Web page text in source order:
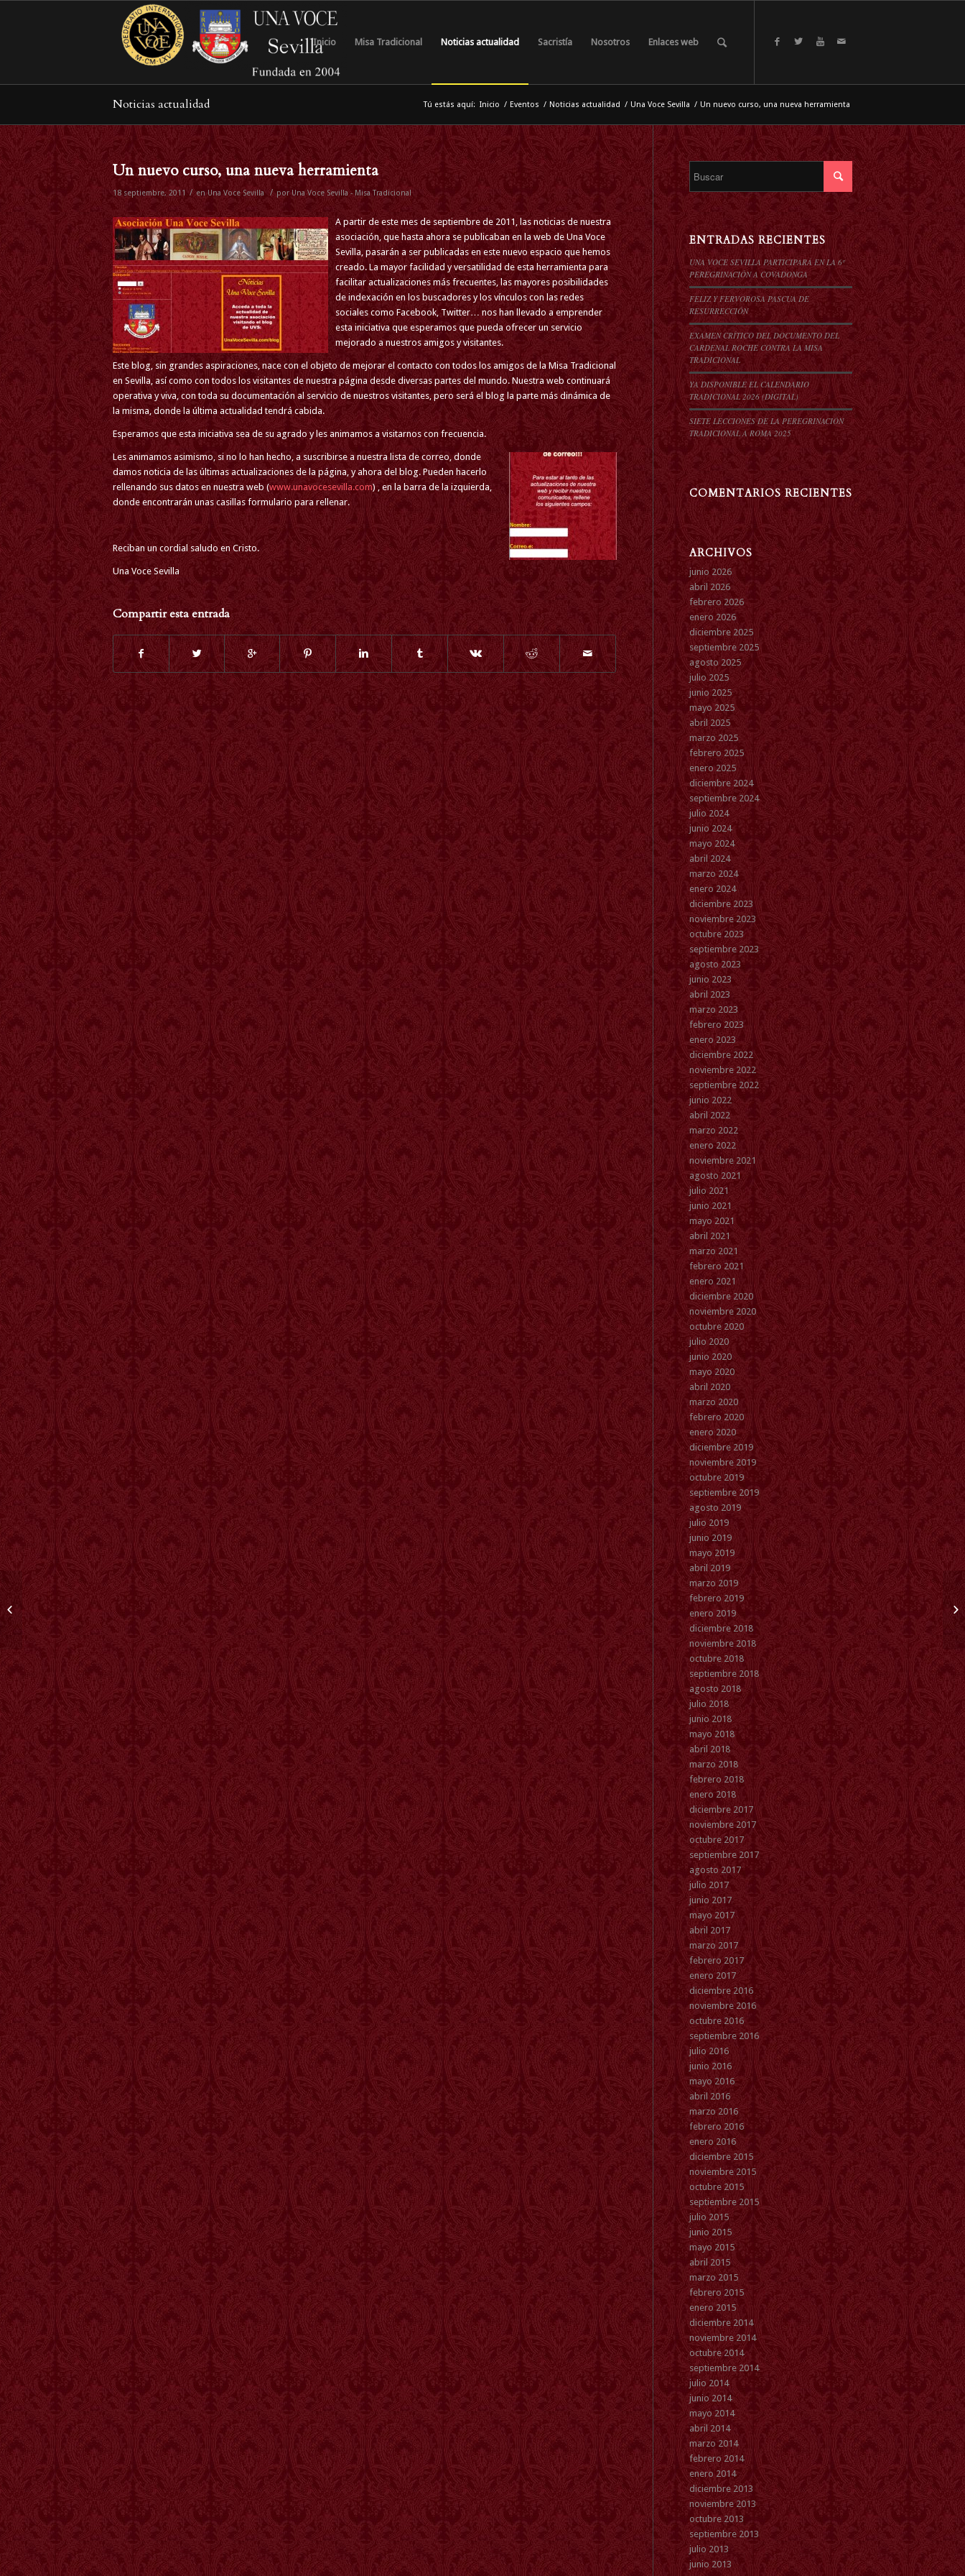
Inicio Misa Tradicional Noticias actualidad Sacristía Nosotros Enlaces web
Noticias actualidad Tú estás aquí: Inicio / Eventos / Noticias actualidad / Una Voce Sevilla / Un nuevo curso, una nueva herramienta
Un nuevo curso, una nueva herramienta
18 septiembre, 2011 / en Una Voce Sevilla / por Una Voce Sevilla - Misa Tradicional
A partir de este mes de septiembre de 2011, las noticias de nuestra
asociación, que hasta ahora se publicaban en la web de Una Voce
Sevilla, pasarán a ser publicadas en este nuevo espacio que hemos
creado. La mayor facilidad y versatilidad de esta herramienta para
facilitar actualizaciones más frecuentes, las mayores posibilidades
de indexación en los buscadores y los vínculos con las redes
sociales como Facebook, Twitter… nos han llevado a emprender
esta iniciativa que esperamos que pueda ofrecer un servicio
mejorado a nuestros amigos y visitantes.
Este blog, sin grandes aspiraciones, nace con el objeto de mejorar el contacto con todos los amigos de la Misa Tradicional
en Sevilla, así como con todos los visitantes de nuestra página desde diversas partes del mundo. Nuestra web continuará
operativa y viva, con toda su documentación al servicio de nuestros visitantes, pero será el blog la parte más dinámica de
la misma, donde la última actualidad tendrá cabida.
Esperamos que esta iniciativa sea de su agrado y les animamos a visitarnos con frecuencia.
Les animamos asimismo, si no lo han hecho, a suscribirse a nuestra lista de correo, donde
damos noticia de las últimas actualizaciones de la página, y ahora del blog. Pueden hacerlo
rellenando sus datos en nuestra web (www.unavocesevilla.com) , en la barra de la izquierda,
donde encontrarán unas casillas formulario para rellenar.
Reciban un cordial saludo en Cristo.
Una Voce Sevilla
Compartir esta entrada
ENTRADAS RECIENTES
UNA VOCE SEVILLA PARTICIPARÁ EN LA 6º
PEREGRINACIÓN A COVADONGA
FELIZ Y FERVOROSA PASCUA DE
RESURRECCIÓN
EXAMEN CRÍTICO DEL DOCUMENTO DEL
CARDENAL ROCHE CONTRA LA MISA
TRADICIONAL
YA DISPONIBLE EL CALENDARIO
TRADICIONAL 2026 (DIGITAL)
SIETE LECCIONES DE LA PEREGRINACIÓN
TRADICIONAL A ROMA 2025
COMENTARIOS RECIENTES
ARCHIVOS
junio 2026
abril 2026
febrero 2026
enero 2026
diciembre 2025
septiembre 2025
agosto 2025
julio 2025
junio 2025
mayo 2025
abril 2025
marzo 2025
febrero 2025
enero 2025
diciembre 2024
septiembre 2024
julio 2024
junio 2024
mayo 2024
abril 2024
marzo 2024
enero 2024
diciembre 2023
noviembre 2023
octubre 2023
septiembre 2023
agosto 2023
junio 2023
abril 2023
marzo 2023
febrero 2023
enero 2023
diciembre 2022
noviembre 2022
septiembre 2022
junio 2022
abril 2022
marzo 2022
enero 2022
noviembre 2021
agosto 2021
julio 2021
junio 2021
mayo 2021
abril 2021
marzo 2021
febrero 2021
enero 2021
diciembre 2020
noviembre 2020
octubre 2020
julio 2020
junio 2020
mayo 2020
abril 2020
marzo 2020
febrero 2020
enero 2020
diciembre 2019
noviembre 2019
octubre 2019
septiembre 2019
agosto 2019
julio 2019
junio 2019
mayo 2019
abril 2019
marzo 2019
febrero 2019
enero 2019
diciembre 2018
noviembre 2018
octubre 2018
septiembre 2018
agosto 2018
julio 2018
junio 2018
mayo 2018
abril 2018
marzo 2018
febrero 2018
enero 2018
diciembre 2017
noviembre 2017
octubre 2017
septiembre 2017
agosto 2017
julio 2017
junio 2017
mayo 2017
abril 2017
marzo 2017
febrero 2017
enero 2017
diciembre 2016
noviembre 2016
octubre 2016
septiembre 2016
julio 2016
junio 2016
mayo 2016
abril 2016
marzo 2016
febrero 2016
enero 2016
diciembre 2015
noviembre 2015
octubre 2015
septiembre 2015
julio 2015
junio 2015
mayo 2015
abril 2015
marzo 2015
febrero 2015
enero 2015
diciembre 2014
noviembre 2014
octubre 2014
septiembre 2014
julio 2014
junio 2014
mayo 2014
abril 2014
marzo 2014
febrero 2014
enero 2014
diciembre 2013
noviembre 2013
octubre 2013
septiembre 2013
julio 2013
junio 2013
Hemeroteca 2011